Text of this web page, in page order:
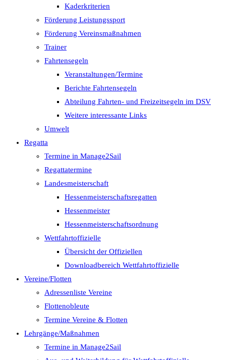
Kaderkriterien
Förderung Leistungssport
Förderung Vereinsmaßnahmen
Trainer
Fahrtensegeln
Veranstaltungen/Termine
Berichte Fahrtensegeln
Abteilung Fahrten- und Freizeitsegeln im DSV
Weitere interessante Links
Umwelt
Regatta
Termine in Manage2Sail
Regattatermine
Landesmeisterschaft
Hessenmeisterschaftsregatten
Hessenmeister
Hessenmeisterschaftsordnung
Wettfahrtoffizielle
Übersicht der Offiziellen
Downloadbereich Wettfahrtoffizielle
Vereine/Flotten
Adressenliste Vereine
Flottenobleute
Termine Vereine & Flotten
Lehrgänge/Maßnahmen
Termine in Manage2Sail